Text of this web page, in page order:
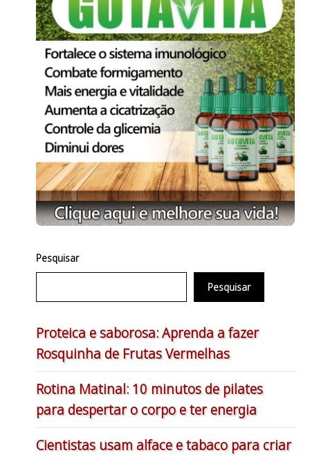
Pesquisar
Pesquisar
Proteica e saborosa: Aprenda a fazer
Rosquinha de Frutas Vermelhas
Rotina Matinal: 10 minutos de pilates
para despertar o corpo e ter energia
Cientistas usam alface e tabaco para criar